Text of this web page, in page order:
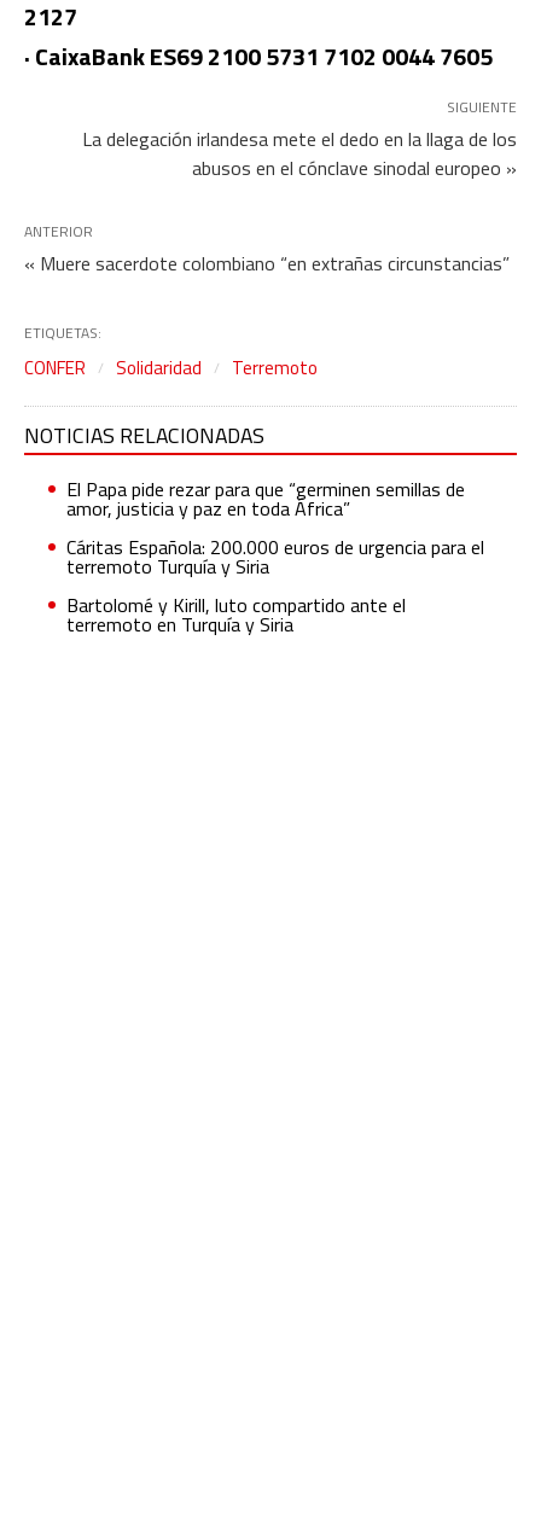
2127
· CaixaBank ES69 2100 5731 7102 0044 7605
SIGUIENTE
La delegación irlandesa mete el dedo en la llaga de los
abusos en el cónclave sinodal europeo »
ANTERIOR
« Muere sacerdote colombiano “en extrañas circunstancias”
ETIQUETAS:
CONFER Solidaridad Terremoto
NOTICIAS RELACIONADAS
El Papa pide rezar para que “germinen semillas de
amor, justicia y paz en toda África”
Cáritas Española: 200.000 euros de urgencia para el
terremoto Turquía y Siria
Bartolomé y Kirill, luto compartido ante el
terremoto en Turquía y Siria